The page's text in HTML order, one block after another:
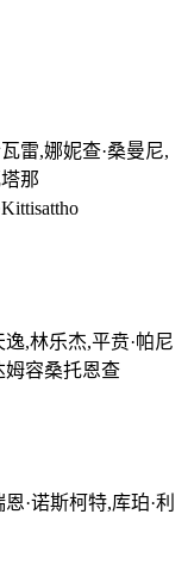
雷,娜妮查·桑曼尼,
那
,林乐杰,平贲·帕尼
姆容桑托恩查
·诺斯柯特,库珀·利